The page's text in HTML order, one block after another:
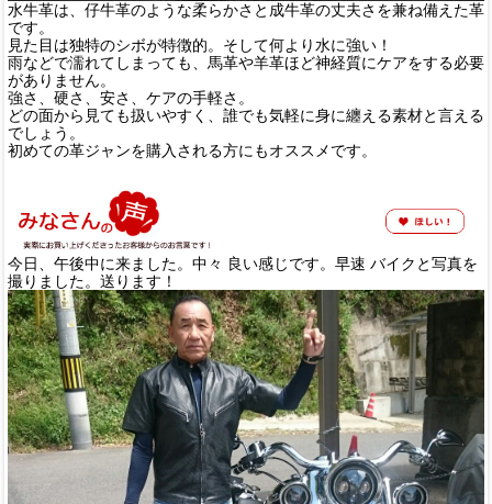
水牛革は、仔牛革のような柔らかさと成牛革の丈夫さを兼ね備えた革
です。
見た目は独特のシボが特徴的。そして何より水に強い！
雨などで濡れてしまっても、馬革や羊革ほど神経質にケアをする必要
がありません。
強さ、硬さ、安さ、ケアの手軽さ。
どの面から見ても扱いやすく、誰でも気軽に身に纏える素材と言える
でしょう。
初めての革ジャンを購入される方にもオススメです。
今日、午後中に来ました。中々 良い感じです。早速 バイクと写真を
撮りました。送ります！